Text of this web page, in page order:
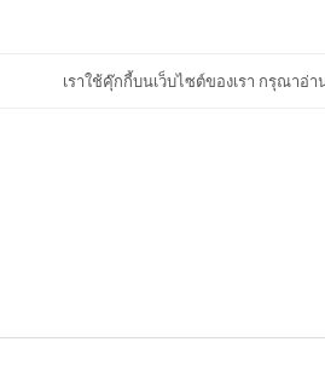
เราใช้คุ๊กกี้บนเว็บไซต์ของเรา กรุณาอ่